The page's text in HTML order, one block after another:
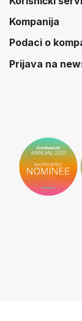
Kompanija
Podaci o
Prijava na